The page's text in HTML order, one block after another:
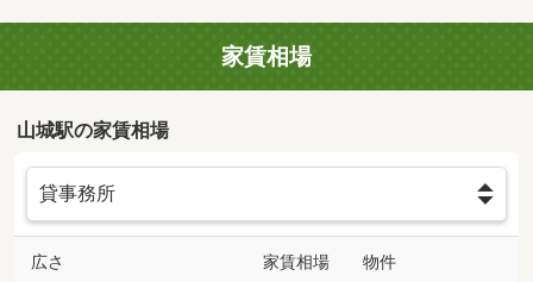
家賃相場
山城駅の家賃相場
広さ 家賃相場 物件